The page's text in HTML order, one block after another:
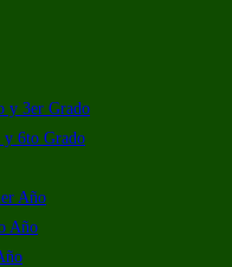
y 3er Grado
y 6to Grado
Año
Año